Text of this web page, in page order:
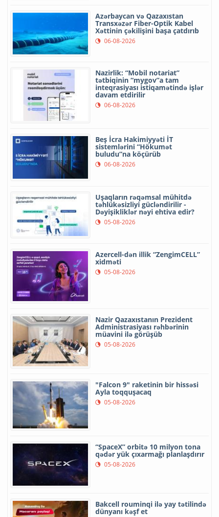
Azərbaycan və Qazaxıstan
Transxəzər Fiber-Optik Kabel
Xəttinin çəkilişini başa çatdırıb
06-08-2026
Nazirlik: “Mobil notariat”
tətbiqinin “mygov”a tam
inteqrasiyası istiqamətində işlər
davam etdirilir
06-08-2026
Beş İcra Hakimiyyəti İT
sistemlərini “Hökumət
buludu”na köçürüb
06-08-2026
Uşaqların rəqəmsal mühitdə
təhlükəsizliyi gücləndirilir -
Dəyişikliklər nəyi ehtiva edir?
05-08-2026
Azercell-dən illik “ZengimCELL”
xidməti
05-08-2026
Nazir Qazaxıstanın Prezident
Administrasiyası rəhbərinin
müavini ilə görüşüb
05-08-2026
"Falcon 9" raketinin bir hissəsi
Ayla toqquşacaq
05-08-2026
“SpaceX” orbitə 10 milyon tona
qədər yük çıxarmağı planlaşdırır
05-08-2026
Bakcell rouminqi ilə yay tətilində
dünyanı kəşf et